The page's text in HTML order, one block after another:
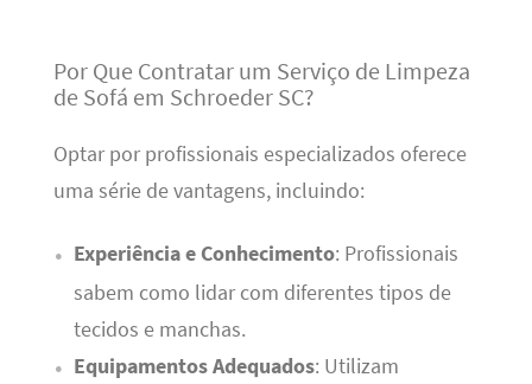
Por Que Contratar um Serviço de Limpeza
de Sofá em Schroeder SC?
Optar por profissionais especializados oferece
uma série de vantagens, incluindo:
Experiência e Conhecimento: Profissionais
sabem como lidar com diferentes tipos de
tecidos e manchas.
Equipamentos Adequados: Utilizam